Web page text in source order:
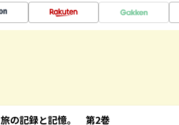
の記録と記憶。 第2巻